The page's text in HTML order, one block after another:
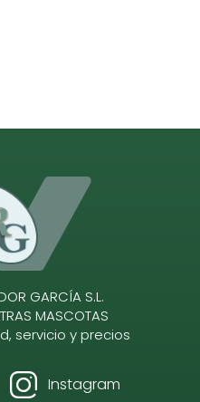
GARCÍA S.L.
MASCOTAS
servicio y precios
Instagram